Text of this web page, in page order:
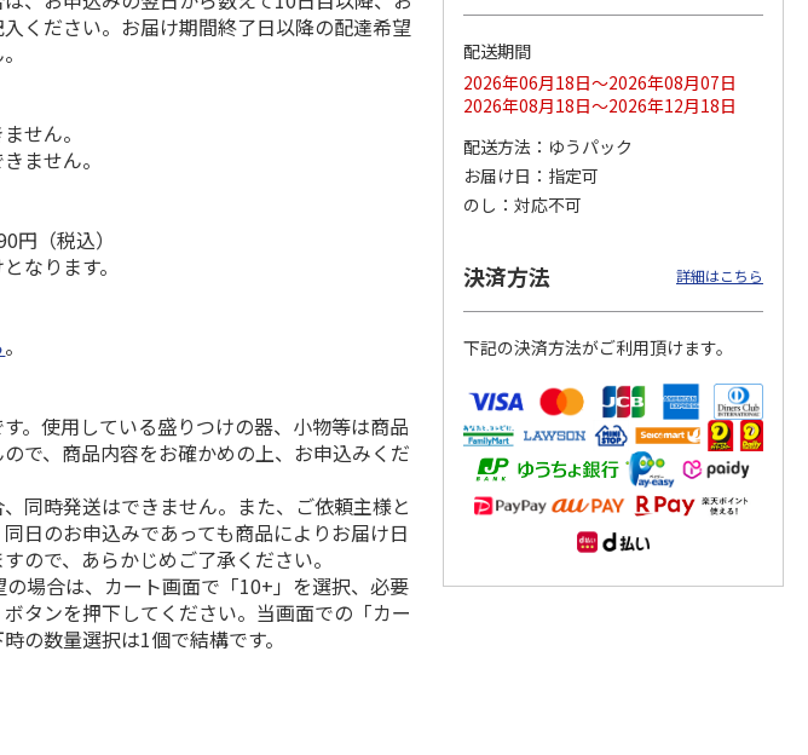
9,900円
(送料・税込)
ドジャース 大谷翔
平 日本人最多53試
合連続出塁記念 シ
ル…
17,000円
(送料・税込)
谷翔平 2026 NL 3・
4月投手…
ください。お届け期間終了日以降の配達希望
せん。
ません。
円（税込）
なります。
。
。使用している盛りつけの器、小物等は商品
で、商品内容をお確かめの上、お申込みくだ
同時発送はできません。また、ご依頼主様と
日のお申込みであっても商品によりお届け日
ので、あらかじめご了承ください。
場合は、カート画面で「10+」を選択、必要
タンを押下してください。当画面での「カー
の数量選択は1個で結構です。
配送期間
2026年06月18日～2026年08月07日
2026年08月18日～2026年12月18日
配送方法
ゆうパック
お届け日
指定可
のし
対応不可
決済方法 詳細はこちら
下記の決済方法がご利用頂けます。